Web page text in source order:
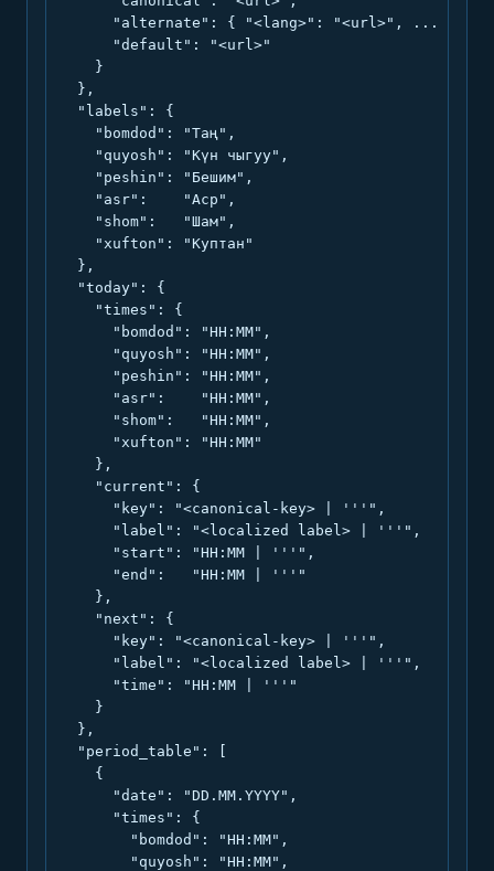
      "alternate": { "<lang>": "<url>", ... },
      "default": "<url>"
    }
  },
  "labels": {
    "bomdod": "Таң",
    "quyosh": "Күн чыгуу",
    "peshin": "Бешим",
    "asr":    "Аср",
    "shom":   "Шам",
    "xufton": "Куптан"
  },
  "today": {
    "times": {
      "bomdod": "HH:MM",
      "quyosh": "HH:MM",
      "peshin": "HH:MM",
      "asr":    "HH:MM",
      "shom":   "HH:MM",
      "xufton": "HH:MM"
    },
    "current": {
      "key": "<canonical-key> | '''",
      "label": "<localized label> | '''",
      "start": "HH:MM | '''",
      "end":   "HH:MM | '''"
    },
    "next": {
      "key": "<canonical-key> | '''",
      "label": "<localized label> | '''",
      "time": "HH:MM | '''"
    }
  },
  "period_table": [
    {
      "date": "DD.MM.YYYY",
      "times": {
        "bomdod": "HH:MM",
        "quyosh": "HH:MM",